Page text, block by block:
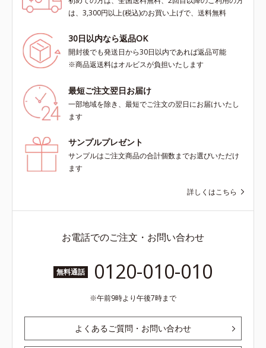
は、3,300円以上(税込)のお買い上げで、送料無料
30日以内なら返品OK
開封後でも発送日から30日以内であれば返品可能
※商品返送料はオルビスが負担いたします
最短ご注文翌日お届け
一部地域を除き、最短でご注文の翌日にお届けいたし
ます
サンプルプレゼント
サンプルはご注文商品の合計個数までお選びいただけ
ます
詳しくはこちら
お電話でのご注文・お問い合わせ
無料通話 0120-010-010
午前9時より午後7時まで
よくあるご質問・お問い合わせ